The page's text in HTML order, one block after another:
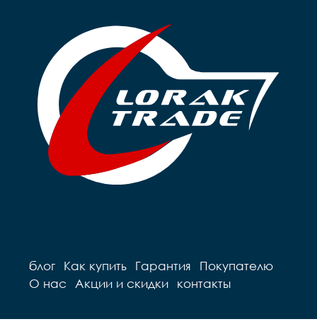
блог Как купить Гарантия
Покупателю
О нас
Акции и скидки контакты